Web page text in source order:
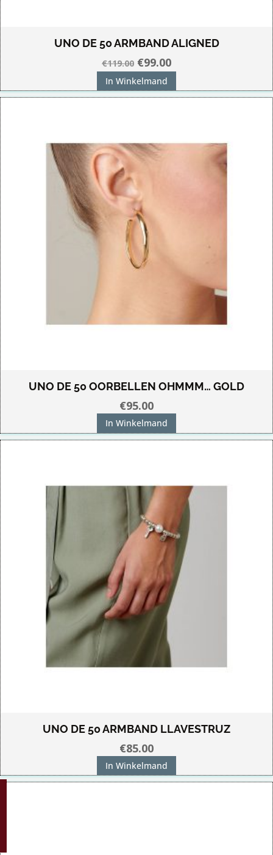
UNO DE 50 ARMBAND ALIGNED
€119.00 Oorspronkelijke
prijs
was:
€99.00Huidige
is:
In Winkelmand
UNO DE 50 OORBELLEN OHMMM… GOLD
€95.00
In Winkelmand
UNO DE 50 ARMBAND LLAVESTRUZ
€85.00
In Winkelmand